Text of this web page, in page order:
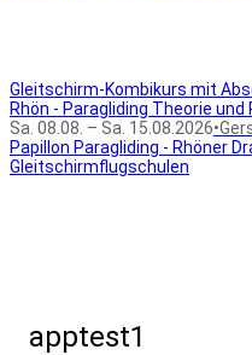
Gleitschirm-Kombikurs mit
Rhön - Paragliding Theorie und
Sa. 08.08. – Sa. 15.08.2026•
Papillon Paragliding - Rhöner
Gleitschirmflugschulen
apptest1